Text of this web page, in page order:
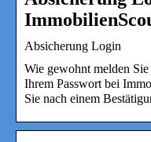
Absicherung Login
Wie gewohnt melden
Ihrem Passwort bei
Sie nach einem